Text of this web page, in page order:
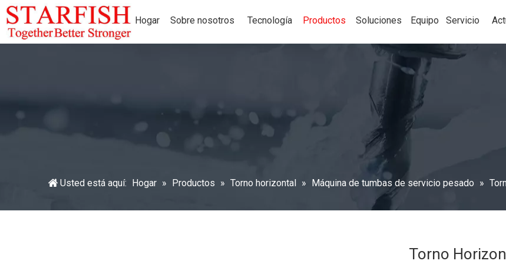
Hogar Sobre nosotros Tecnología Productos Soluciones Equipo Servicio
Usted está aquí: Hogar » Productos » Torno horizontal » Máquina de tumbas de servicio pesado »
Torno